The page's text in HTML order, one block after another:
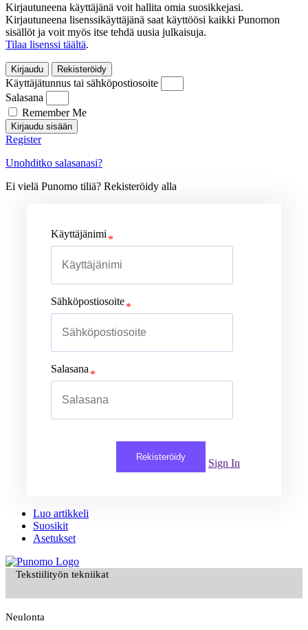
Kirjautuneena käyttäjänä voit hallita omia suosikkejasi.
Kirjautuneena lisenssikäyttäjänä saat käyttöösi kaikki Punomon
sisällöt ja voit myös itse tehdä uusia julkaisuja.
Tilaa lisenssi täältä.
Kirjaudu Rekisteröidy
Käyttäjätunnus tai sähköpostiosoite
Salasana
Remember Me
Kirjaudu sisään
Register
Unohditko salasanasi?
Ei vielä Punomo tiliä? Rekisteröidy alla
Käyttäjänimi
Sähköpostiosoite
Salasana
Rekisteröidy
Sign In
Luo artikkeli
Suosikit
Asetukset
Tekstiilityön tekniikat
Neulonta